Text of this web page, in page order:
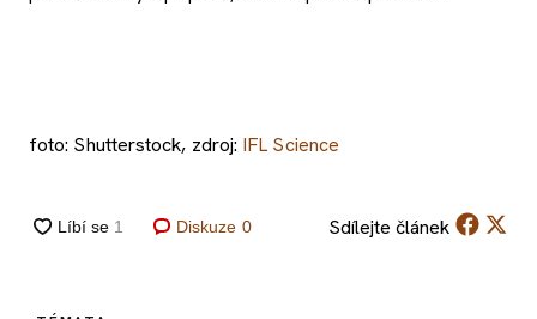
foto: Shutterstock, zdroj: IFL Science
Diskuze 0 Sdílejte článek